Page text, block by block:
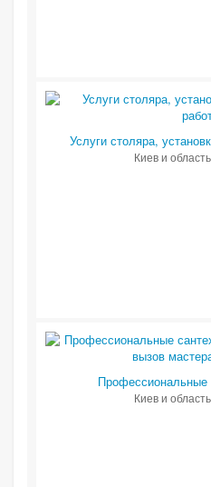
Услуги столяра,
Киев и область
Профессиональные
Киев и область